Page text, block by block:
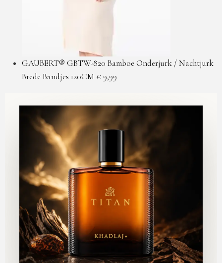
GAUBERT® GBTW-820 Bamboe Onderjurk / Nachtjurk
Brede Bandjes 120CM € 9,99